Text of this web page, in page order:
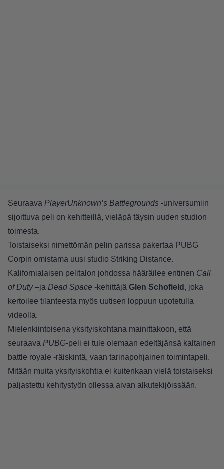
Seuraava PlayerUnknown’s Battlegrounds -universumiin
sijoittuva peli on kehitteillä, vieläpä täysin uuden studion
toimesta.
Toistaiseksi nimettömän pelin parissa pakertaa PUBG
Corpin omistama uusi studio Striking Distance.
Kalifornialaisen pelitalon johdossa hääräilee entinen Call
of Duty –ja Dead Space -kehittäjä Glen Schofield , joka
kertoilee tilanteesta myös uutisen loppuun upotetulla
videolla.
Mielenkiintoisena yksityiskohtana mainittakoon, että
seuraava PUBG-peli ei tule olemaan edeltäjänsä kaltainen
battle royale -räiskintä, vaan tarinapohjainen toimintapeli.
Mitään muita yksityiskohtia ei kuitenkaan vielä toistaiseksi
paljastettu kehitystyön ollessa aivan alkutekijöissään.